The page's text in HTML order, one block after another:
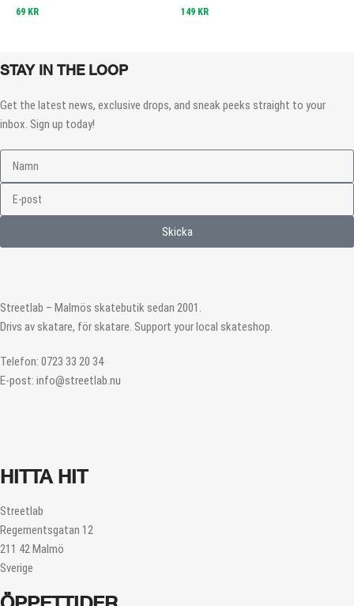
69 KR 149 KR
STAY IN THE LOOP
Get the latest news, exclusive drops, and sneak peeks straight to your
inbox. Sign up today!
Skicka
Streetlab – Malmös skatebutik sedan 2001.
Drivs av skatare, för skatare. Support your local skateshop.
Telefon: 0723 33 20 34
E-post: info@streetlab.nu
HITTA HIT
Streetlab
Regementsgatan 12
211 42 Malmö
Sverige